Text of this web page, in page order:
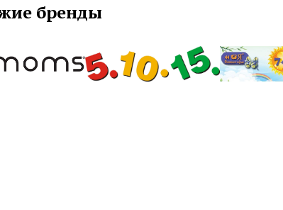
и качество, более того, все игрушки имеют
прочего, конструкции дополняют некоторые
всемирно известной фирмы Лего, тем не менее,
есть только в конструкторах Topaz, это
бренды